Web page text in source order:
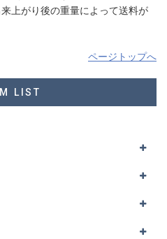
上がり後の重量によって送料が
ページトップへ
LIST